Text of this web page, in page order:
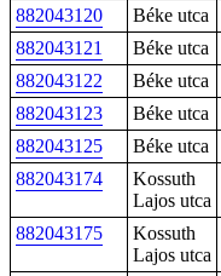
882043120
Béke utca
882043121
Béke utca
882043122
Béke utca
882043123
Béke utca
882043125
Béke utca
882043174
Kossuth
Lajos utca
882043175
Kossuth
Lajos utca